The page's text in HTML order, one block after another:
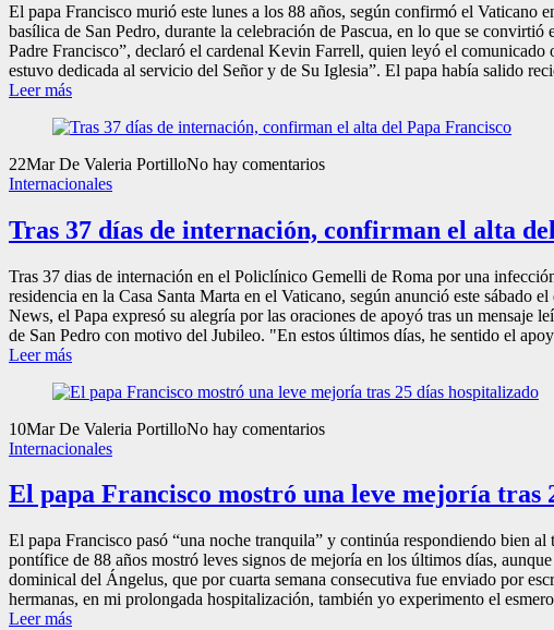
El papa Francisco murió este lunes a los 88 años, según confirmó el Vaticano
basílica de San Pedro, durante la celebración de Pascua, en lo que se
Padre Francisco”, declaró el cardenal Kevin Farrell, quien leyó el
estuvo dedicada al servicio del Señor y de Su Iglesia”. El papa había salido
Leer más
22Mar De Valeria PortilloNo hay comentarios
Internacionales
Tras 37 días de internación, confirman el alta
Tras 37 dias de internación en el Policlínico Gemelli de Roma por una
residencia en la Casa Santa Marta en el Vaticano, según anunció este
News, el Papa expresó su alegría por las oraciones de apoyó tras un mensaje
de San Pedro con motivo del Jubileo. "En estos últimos días, he sentido el
Leer más
10Mar De Valeria PortilloNo hay comentarios
Internacionales
El papa Francisco mostró una leve mejoría tras
El papa Francisco pasó “una noche tranquila” y continúa respondiendo bien
pontífice de 88 años mostró leves signos de mejoría en los últimos días,
dominical del Ángelus, que por cuarta semana consecutiva fue enviado por
hermanas, en mi prolongada hospitalización, también yo experimento el
Leer más